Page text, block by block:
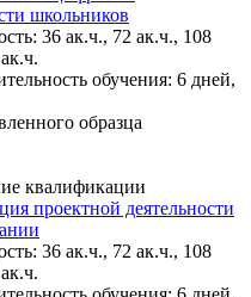
школьников
36 ак.ч., 72 ак.ч., 108
обучения: 6 дней,
образца
квалификации
проектной деятельности
36 ак.ч., 72 ак.ч., 108